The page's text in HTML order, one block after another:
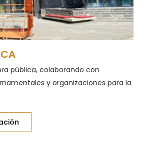
pública, colaborando con
y organizaciones para la